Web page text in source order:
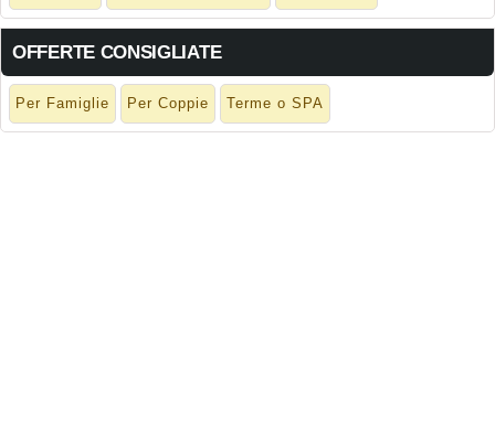
OFFERTE CONSIGLIATE
Per Famiglie Per Coppie Terme o SPA